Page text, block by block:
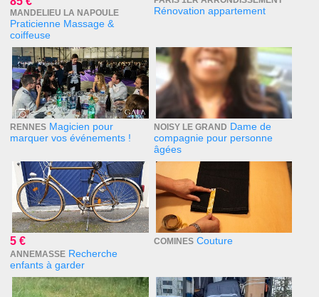
MANDELIEU LA NAPOULE
Praticienne Massage &
coiffeuse
Rénovation appartement
RENNES Magicien pour
marquer vos événements !
NOISY LE GRAND Dame de
compagnie pour personne
âgées
5 €
ANNEMASSE Recherche
enfants à garder
COMINES Couture